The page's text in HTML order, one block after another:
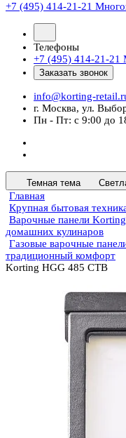
+7 (495) 414-21-21
Телефоны
+7 (495) 414-21-21
Заказать звонок
info@korting-
г. Москва, ул.
Пн - Пт: с 9:00 до
Темная тема
Главная
Крупная бытовая
Варочные панели
домашних кулинаров
Газовые варочные
традиционный комфорт
Korting HGG 485 CTB